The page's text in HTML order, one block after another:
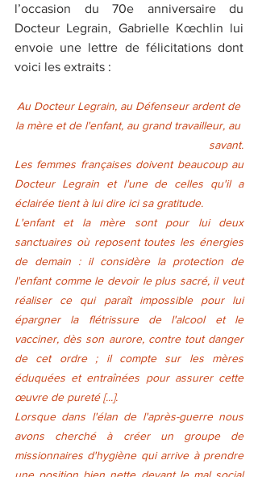
l’occasion du 70e anniversaire du
Docteur Legrain, Gabrielle Kœchlin lui
envoie une lettre de félicitations dont
voici les extraits :
Au Docteur Legrain, au Défenseur ardent de
la mère et de l'enfant, au grand travailleur, au
savant.
Les femmes françaises doivent beaucoup au
Docteur Legrain et l'une de celles qu'il a
éclairée tient à lui dire ici sa gratitude.
L'enfant et la mère sont pour lui deux
sanctuaires où reposent toutes les énergies
de demain : il considère la protection de
l'enfant comme le devoir le plus sacré, il veut
réaliser ce qui paraît impossible pour lui
épargner la flétrissure de l'alcool et le
vacciner, dès son aurore, contre tout danger
de cet ordre ; il compte sur les mères
éduquées et entraînées pour assurer cette
œuvre de pureté [...].
Lorsque dans l'élan de l'après-guerre nous
avons cherché à créer un groupe de
missionnaires d'hygiène qui arrive à prendre
une position bien nette devant le mal social